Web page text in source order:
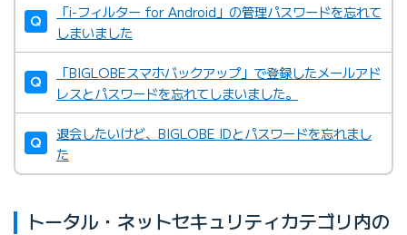
「i-フィルター for Android」の管理パスワードを忘れて
しまいました
「BIGLOBEスマホバックアップ」で登録したメールアド
レスとパスワードを忘れてしまいました。
退会したいけど、BIGLOBE IDとパスワードを忘れまし
た
トータル・ネットセキュリティカテゴリ内の